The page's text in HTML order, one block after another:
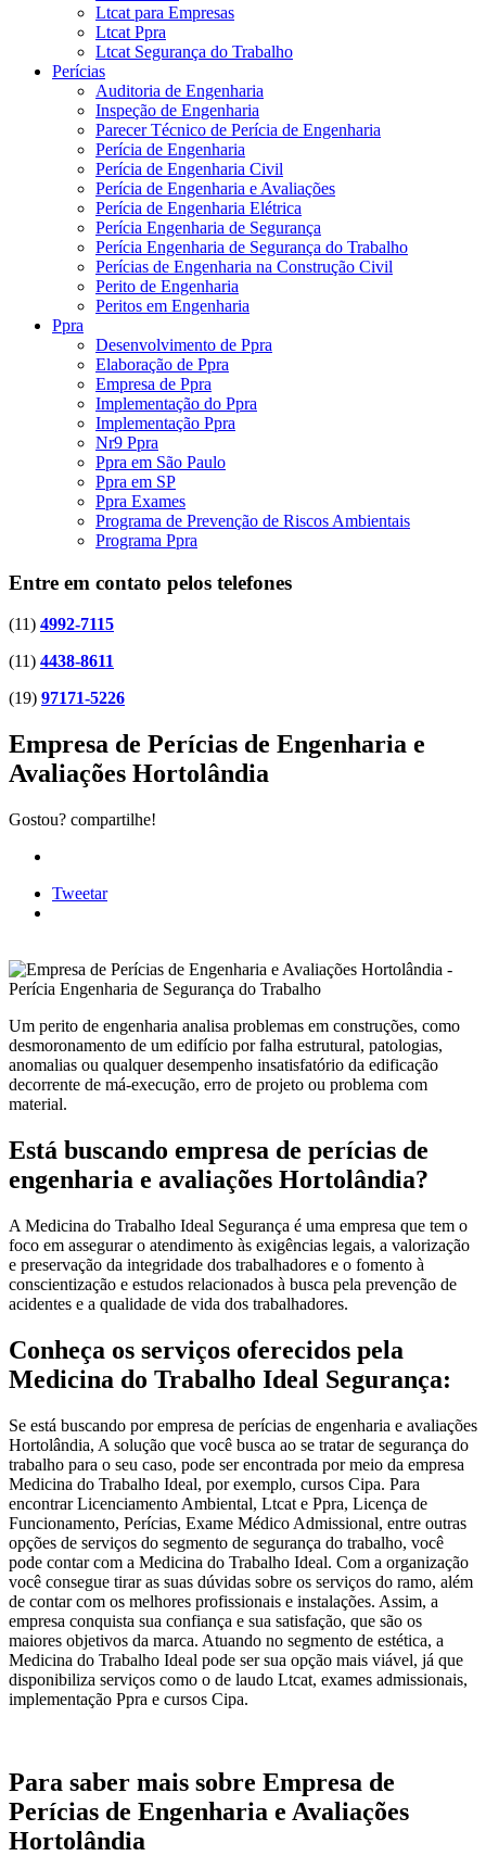
Ltcat para Empresas
Ltcat Ppra
Ltcat Segurança do Trabalho
Perícias
Auditoria de Engenharia
Inspeção de Engenharia
Parecer Técnico de Perícia de Engenharia
Perícia de Engenharia
Perícia de Engenharia Civil
Perícia de Engenharia e Avaliações
Perícia de Engenharia Elétrica
Perícia Engenharia de Segurança
Perícia Engenharia de Segurança do Trabalho
Perícias de Engenharia na Construção Civil
Perito de Engenharia
Peritos em Engenharia
Ppra
Desenvolvimento de Ppra
Elaboração de Ppra
Empresa de Ppra
Implementação do Ppra
Implementação Ppra
Nr9 Ppra
Ppra em São Paulo
Ppra em SP
Ppra Exames
Programa de Prevenção de Riscos Ambientais
Programa Ppra
Entre em contato pelos telefones
(11) 4992-7115
(11) 4438-8611
(19) 97171-5226
Empresa de Perícias de Engenharia e
Avaliações Hortolândia
Gostou? compartilhe!
Tweetar
Um perito de engenharia analisa problemas em construções, como
desmoronamento de um edifício por falha estrutural, patologias,
anomalias ou qualquer desempenho insatisfatório da edificação
decorrente de má-execução, erro de projeto ou problema com
material.
Está buscando empresa de perícias de
engenharia e avaliações Hortolândia?
A Medicina do Trabalho Ideal Segurança é uma empresa que tem o
foco em assegurar o atendimento às exigências legais, a valorização
e preservação da integridade dos trabalhadores e o fomento à
conscientização e estudos relacionados à busca pela prevenção de
acidentes e a qualidade de vida dos trabalhadores.
Conheça os serviços oferecidos pela
Medicina do Trabalho Ideal Segurança:
Se está buscando por empresa de perícias de engenharia e avaliações
Hortolândia, A solução que você busca ao se tratar de segurança do
trabalho para o seu caso, pode ser encontrada por meio da empresa
Medicina do Trabalho Ideal, por exemplo, cursos Cipa. Para
encontrar Licenciamento Ambiental, Ltcat e Ppra, Licença de
Funcionamento, Perícias, Exame Médico Admissional, entre outras
opções de serviços do segmento de segurança do trabalho, você
pode contar com a Medicina do Trabalho Ideal. Com a organização
você consegue tirar as suas dúvidas sobre os serviços do ramo, além
de contar com os melhores profissionais e instalações. Assim, a
empresa conquista sua confiança e sua satisfação, que são os
maiores objetivos da marca. Atuando no segmento de estética, a
Medicina do Trabalho Ideal pode ser sua opção mais viável, já que
disponibiliza serviços como o de laudo Ltcat, exames admissionais,
implementação Ppra e cursos Cipa.
Para saber mais sobre Empresa de
Perícias de Engenharia e Avaliações
Hortolândia